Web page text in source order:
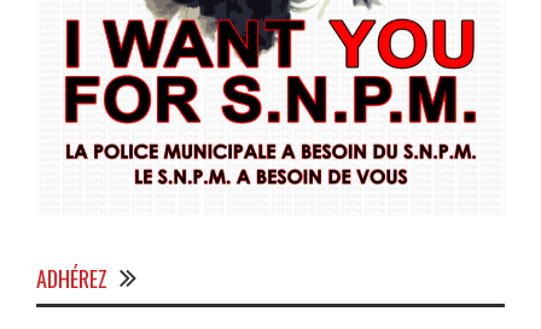
ADHÉREZ